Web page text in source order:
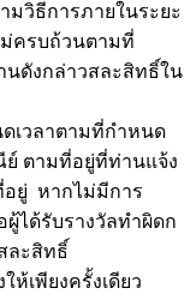
มวิธีการภายในระยะ
ครบถ้วนตามที่
นดังกล่าวสละสิทธิ์ใน
เวลาตามที่กำหนด
ย์ ตามที่อยู่ที่ท่านแจ้ง
อยู่ หากไม่มีการ
ได้รับรางวัลทำผิดก
ละสิทธิ์
เพียงครั้งเดียว